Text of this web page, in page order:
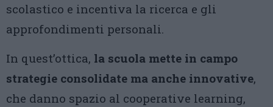
scolastico e incentiva la ricerca e gli
approfondimenti personali.
In quest’ottica, la scuola mette in campo
strategie consolidate ma anche innovative,
che danno spazio al cooperative learning,